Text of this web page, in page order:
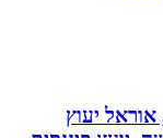
יעוץ